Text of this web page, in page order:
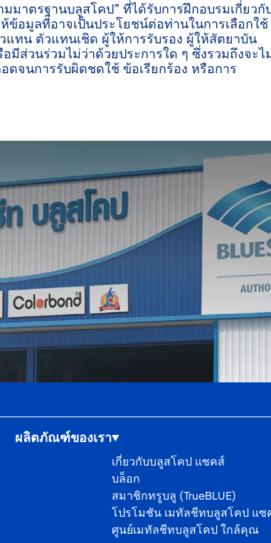
มาตรฐานบลูสโคป” ที่ได้รับการฝึกอบรมเกี่ยวกั
อมูลที่อาจเป็นประโยชน์ต่อท่านในการเลือกใช้
แทน ตัวแทนเชิด ผู้ให้การรับรอง ผู้ให้สัตยาบัน
ส่วนร่วมไม่ว่าด้วยประการใด ๆ ซึ่งรวมถึงจะไ
ดจนการรับผิดชดใช้ ข้อเรียกร้อง หรือการ
ผลิตภัณฑ์ของเรา
เกี่ยวกับบลูสโคป แซคส์
บล็อก
สมาชิกทรูบลู (TrueBLUE)
โปรโมชัน เมทัลชีทบลูสโคป แซ
ศูนย์เมทัลชีทบลูสโคป ใกล้คุณ